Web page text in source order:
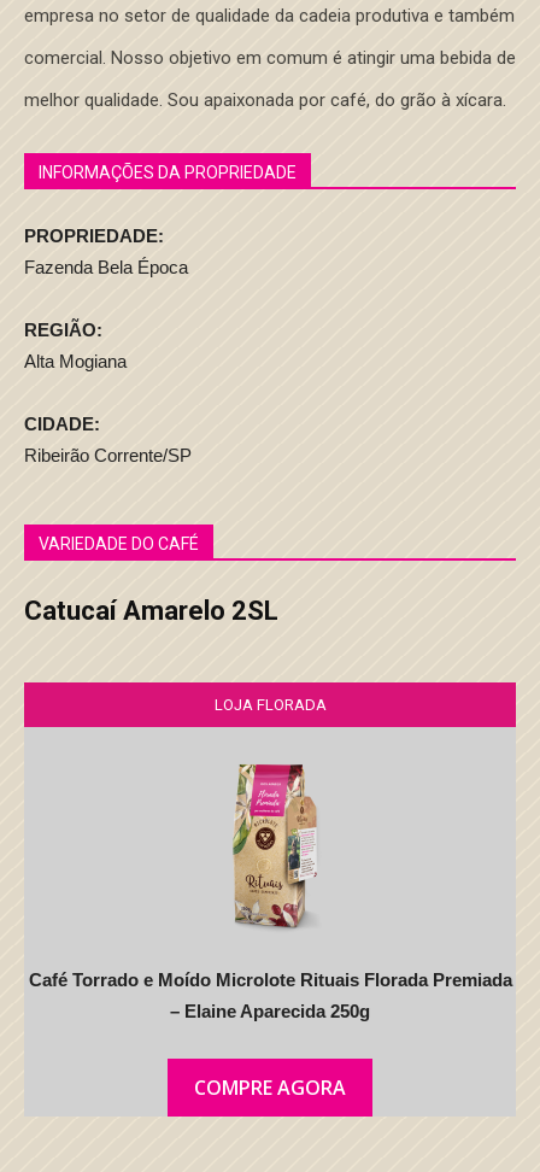
empresa no setor de qualidade da cadeia produtiva e também
comercial. Nosso objetivo em comum é atingir uma bebida de
melhor qualidade. Sou apaixonada por café, do grão à xícara.
INFORMAÇÕES DA PROPRIEDADE
PROPRIEDADE:
Fazenda Bela Época
REGIÃO:
Alta Mogiana
CIDADE:
Ribeirão Corrente/SP
VARIEDADE DO CAFÉ
Catucaí Amarelo 2SL
LOJA FLORADA
Café Torrado e Moído Microlote Rituais Florada Premiada
– Elaine Aparecida 250g
COMPRE AGORA